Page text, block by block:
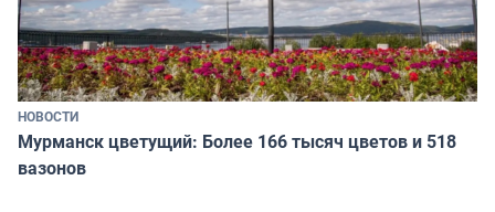
НОВОСТИ
Мурманск цветущий: Более 166 тысяч цветов и 518
вазонов